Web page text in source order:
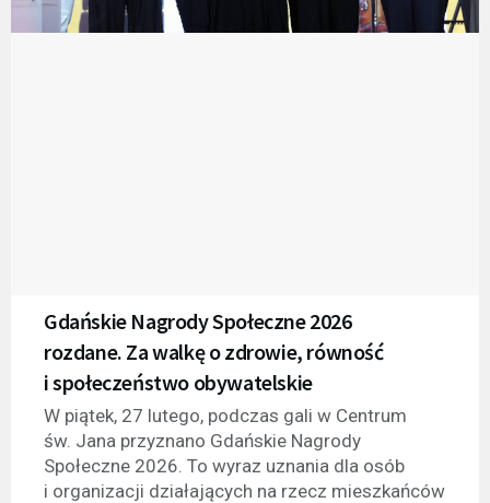
Gdańskie Nagrody Społeczne 2026
rozdane. Za walkę o zdrowie, równość
i społeczeństwo obywatelskie
W piątek, 27 lutego, podczas gali w Centrum
św. Jana przyznano Gdańskie Nagrody
Społeczne 2026. To wyraz uznania dla osób
i organizacji działających na rzecz mieszkańców